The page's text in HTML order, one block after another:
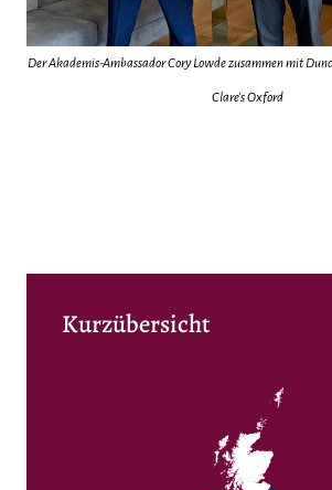
Der Akademis-Ambassador Cory Lowde zusammen mit
Clare’s Oxford
Kurzübersicht